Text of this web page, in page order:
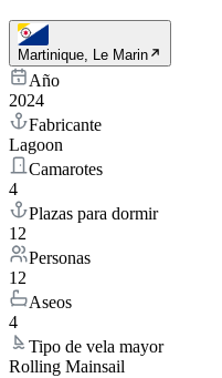
Martinique, Le Marin
Año
2024
Fabricante
Lagoon
Camarotes
4
Plazas para dormir
12
Personas
12
Aseos
4
Tipo de vela mayor
Rolling Mainsail